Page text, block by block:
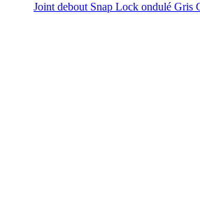
Joint debout Snap Lock ondulé Gris